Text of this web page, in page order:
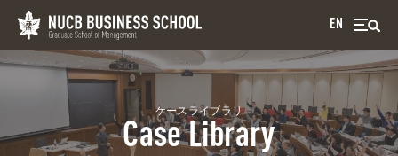
EN
ケースライブラリ
Case Library